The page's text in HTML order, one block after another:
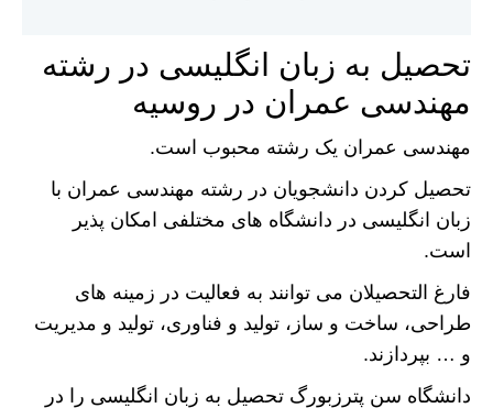
تحصیل به زبان انگلیسی در رشته
مهندسی عمران در روسیه
مهندسی عمران یک رشته محبوب است.
تحصیل کردن دانشجویان در رشته مهندسی عمران با
زبان انگلیسی در دانشگاه های مختلفی امکان پذیر
است.
فارغ التحصیلان می توانند به فعالیت در زمینه های
طراحی، ساخت و ساز، تولید و فناوری، تولید و مدیریت
و … بپردازند.
دانشگاه سن پترزبورگ تحصیل به زبان انگلیسی را در